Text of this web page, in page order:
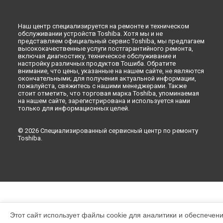
Наш центр специализируется на ремонте и техническом
обслуживании устройств Toshiba. Хотя мы и не
представляем официальный сервис Toshiba, мы предлагаем
высококачественные услуги постгарантийного ремонта,
включая диагностику, техническое обслуживание и
настройку различных продуктов Тошиба. Обратите
внимание, что цены, указанные на нашем сайте, не являются
окончательными; для получения актуальной информации,
пожалуйста, свяжитесь с нашими менеджерами. Также
стоит отметить, что торговая марка Toshiba, упоминаемая
на нашем сайте, зарегистрирована и используется нами
только для информационных целей.
© 2026 Специализированный сервисный центр по ремонту
Toshiba.
Этот сайт использует файлы cookie для аналитики и